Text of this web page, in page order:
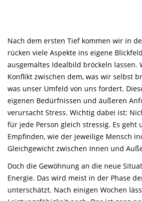
Nach dem ersten Tief kommen wir in
rücken viele Aspekte ins eigene
ausgemaltes Idealbild bröckeln lassen.
Konflikt zwischen dem, was wir selbst
was unser Umfeld von uns fordert.
eigenen Bedürfnissen und äußeren
verursacht Stress. Wichtig dabei ist:
für jede Person gleich stressig. Es geht
Empfinden, wie der jeweilige Mensch
Gleichgewicht zwischen Innen und
Doch die Gewöhnung an die neue
Energie. Das wird meist in der Phase
unterschätzt. Nach einigen Wochen